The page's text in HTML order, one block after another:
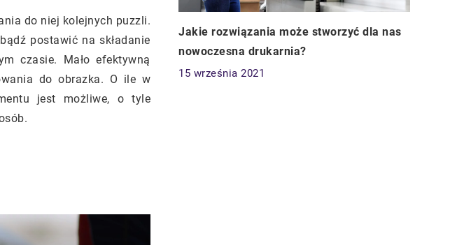
do niej kolejnych puzzli.
postawić na składanie
czasie. Mało efektywną
do obrazka. O ile w
jest możliwe, o tyle
Jakie rozwiązania może stworzyć dla nas
nowoczesna drukarnia?
15 września 2021